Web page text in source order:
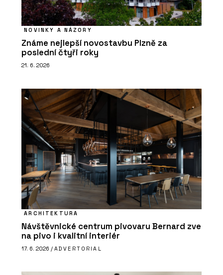
NOVINKY A NÁZORY
Známe nejlepší novostavbu Plzně za
poslední čtyři roky
21. 6. 2026
ARCHITEKTURA
Návštěvnické centrum pivovaru Bernard zve
na pivo i kvalitní interiér
17. 6. 2026 / ADVERTORIAL